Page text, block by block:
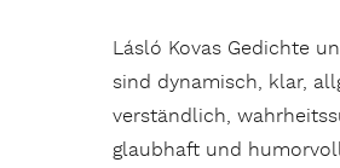
Lásló Kovas Gedichte
sind dynamisch, klar,
verständlich,
glaubhaft und